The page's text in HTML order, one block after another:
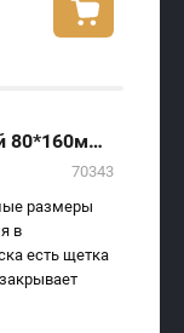
80*160мм,
70343
размеры
в
есть щетка